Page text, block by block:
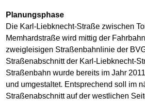
Planungsphase
Die Karl-Liebknecht-Straße zwischen
Memhardstraße wird mittig der
zweigleisigen Straßenbahnlinie der
Straßenabschnitt der Karl-Liebknecht-
Straßenbahn wurde bereits im Jahr
und umgestaltet. Entsprechend soll im
Straßenabschnitt auf der westlichen